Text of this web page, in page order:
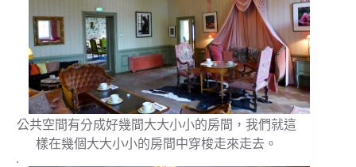
公共空間有分成好幾間大大小小的房間，我們就這
樣在幾個大大小小的房間中穿梭走來走去。
.